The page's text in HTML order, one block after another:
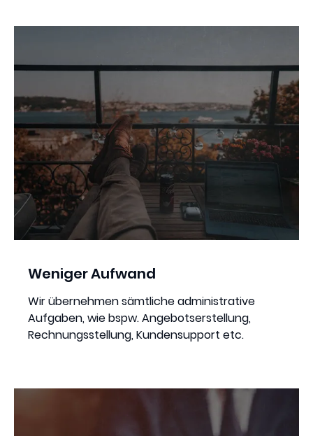
Weniger Aufwand
Wir übernehmen sämtliche administrative
Aufgaben, wie bspw. Angebotserstellung,
Rechnungsstellung, Kundensupport etc.